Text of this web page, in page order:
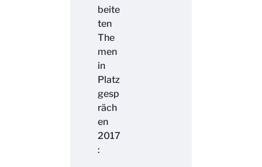
beite
ten
The
men
in
Platz
gesp
räch
en
2017
: